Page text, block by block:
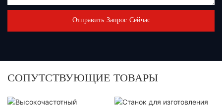
Отправить Запрос Сейчас
СОПУТСТВУЮЩИЕ ТОВАРЫ